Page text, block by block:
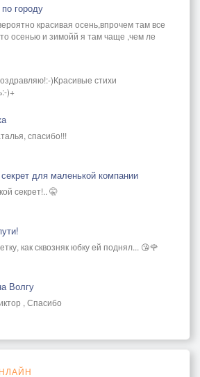
городу
красивая осень,впрочем там все
осенью и зимойй я там чаще ,чем ле
)Красивые стихи
)+
спасибо!!!
для маленькой компании
секрет!.. 🤫
как сквозняк юбку ей поднял... 😘🌹
Волгу
, Спасибо